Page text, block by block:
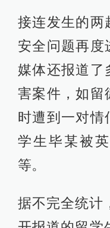
接连发生的两
安全问题再度
媒体还报道了
害案件，如留
时遭到一对情
学生毕某被
等。
据不完全统计